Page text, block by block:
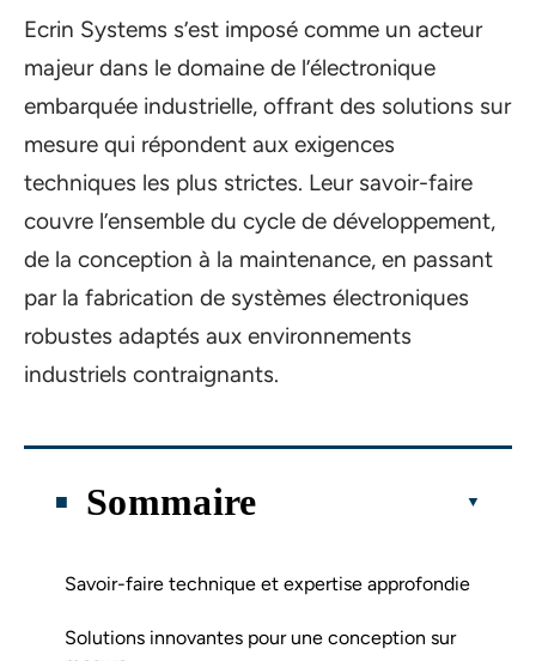
Ecrin Systems s’est imposé comme un acteur
majeur dans le domaine de l’électronique
embarquée industrielle, offrant des solutions sur
mesure qui répondent aux exigences
techniques les plus strictes. Leur savoir-faire
couvre l’ensemble du cycle de développement,
de la conception à la maintenance, en passant
par la fabrication de systèmes électroniques
robustes adaptés aux environnements
industriels contraignants.
Sommaire
Savoir-faire technique et expertise approfondie
Solutions innovantes pour une conception sur